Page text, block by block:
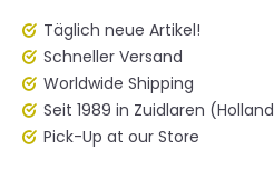
Täglich neue Artikel!
Schneller Versand
Worldwide Shipping
Seit 1989 in Zuidlaren
Pick-Up at our Store